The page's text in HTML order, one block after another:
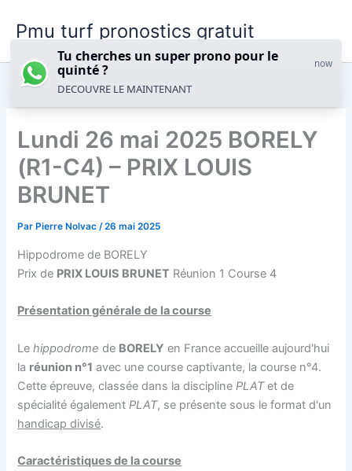
Pmu turf pronostics gratuit
Lundi 26 mai 2025 BORELY
(R1-C4) – PRIX LOUIS
BRUNET
Par Pierre Nolvac/26 mai 2025
Hippodrome de BORELY
Prix de PRIX LOUIS BRUNET Réunion 1 Course 4
Présentation générale de la course
Lehippodrome de BORELY en France accueille aujourd'hui
la réunion n°1 avec une course captivante, la course n°4.
Cette épreuve, classée dans la discipline PLATet de
spécialité également PLAT, se présente sous le format d'un
handicap divisé.
Caractéristiques de la course
Tu cherches un super prono pour le
quinté ?
now
DECOUVRE LE MAINTENANT